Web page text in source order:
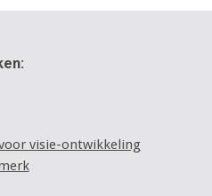
visie-ontwikkeling